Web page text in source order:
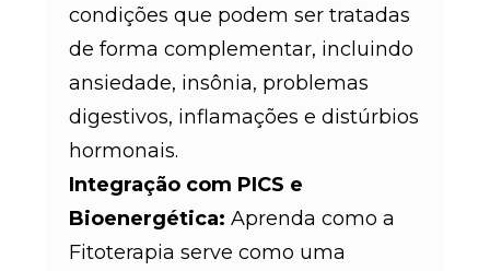
condições que podem ser tratadas
de forma complementar, incluindo
ansiedade, insônia, problemas
digestivos, inflamações e distúrbios
hormonais.
Integração com PICS e
Bioenergética: Aprenda como a
Fitoterapia serve como uma